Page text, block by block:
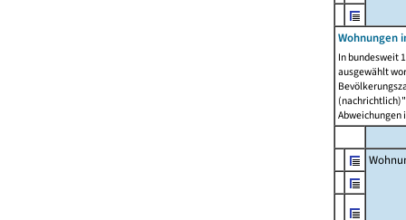
Wohnungen
In bundesweit
ausgewählt
Abweichungen